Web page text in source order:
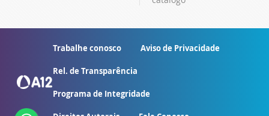
Trabalhe conosco Aviso de Privacidade
Rel. de Transparência
Programa de Integridade